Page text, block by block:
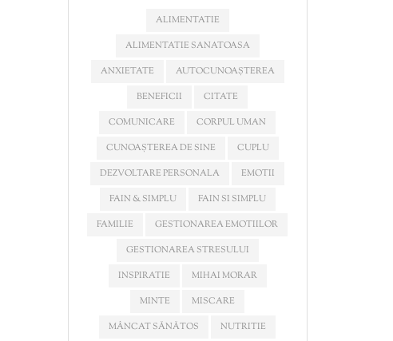
ALIMENTATIE
ALIMENTATIE SANATOASA
ANXIETATE
AUTOCUNOAȘTEREA
BENEFICII
CITATE
COMUNICARE
CORPUL UMAN
CUNOAȘTEREA DE SINE
CUPLU
DEZVOLTARE PERSONALA
EMOTII
FAIN & SIMPLU
FAIN SI SIMPLU
FAMILIE
GESTIONAREA EMOTIILOR
GESTIONAREA STRESULUI
INSPIRATIE
MIHAI MORAR
MINTE
MISCARE
MÂNCAT SĂNĂTOS
NUTRITIE